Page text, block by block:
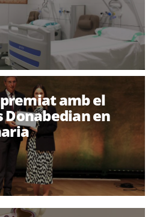
premiat amb el
Donabedian en